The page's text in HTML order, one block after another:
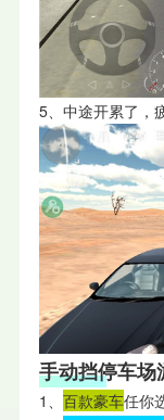
5、中途开累了，
手动挡停车场
1、 百款豪车任你